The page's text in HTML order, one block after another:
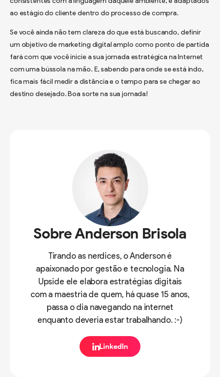
ao estágio do cliente dentro do processo de compra.
Se você ainda não tem clareza do que está buscando, definir
um objetivo de marketing digital amplo como ponto de partida
fará com que você inicie a sua jornada estratégica na Internet
com uma bússola na mão. E, sabendo para onde se está indo,
fica mais fácil medir a distância e o tempo para se chegar ao
destino desejado. Boa sorte na sua jornada!
Sobre Anderson Brisola
Tirando as nerdices, o Anderson é
apaixonado por gestão e tecnologia. Na
Upside ele elabora estratégias digitais
com a maestria de quem, há quase 15 anos,
passa o dia navegando na internet
enquanto deveria estar trabalhando. :-)
LinkedIn